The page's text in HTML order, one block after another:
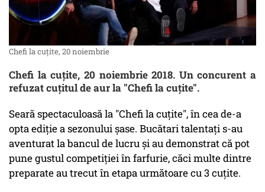
Chefi la cuțite, 20 noiembrie
Chefi la cuțite, 20 noiembrie 2018. Un concurent a
refuzat cuțitul de aur la "Chefi la cuțite".
Seară spectaculoasă la "Chefi la cuțite", în cea de-a
opta ediție a sezonului șase. Bucătari talentați s-au
aventurat la bancul de lucru și au demonstrat că pot
pune gustul competiției în farfurie, căci multe dintre
preparate au trecut în etapa următoare cu 3 cuțite.